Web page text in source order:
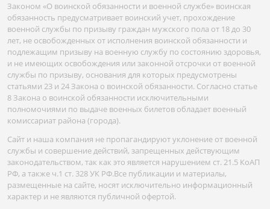
Законом «О воинской обязанности и военной службе» воинская
обязанность предусматривает воинский учет, прохождение
военной службы по призыву граждан мужского пола от 18 до 30
лет, не освобожденных от исполнения воинской обязанности и
подлежащим призыву на военную службу по состоянию здоровья,
и не имеющих освобождения или законной отсрочки от военной
службы по призыву, основания для которых предусмотрены
статьями 23 и 24 Закона о воинской обязанности. Согласно статье
8 Закона о воинской обязанности исключительными
полномочиями по выдаче военных билетов обладает военный
комиссариат района (города).
Сайт и наша компания не пропагандируют уклонение от военной
службы и совершение действий, запрещенных действующим
законодательством, так как это является нарушением ст. 21.5 КоАП
РФ, а также ч.1 ст. 328 УК РФ.Все публикации и материалы,
размещенные на сайте, носят исключительно информационный
характер и не являются публичной офертой.